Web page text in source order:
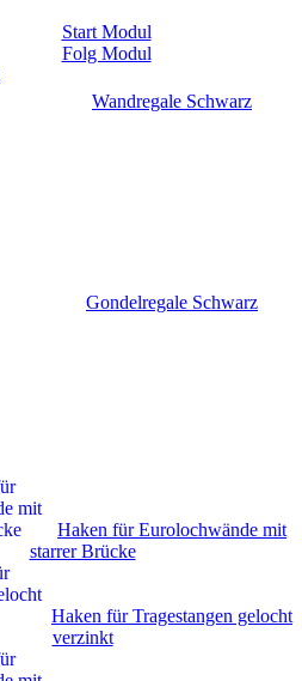
Start Modul
Folg Modul
Wandregale Schwarz
Gondelregale Schwarz
Haken für Eurolochwände mit
starrer Brücke
Haken für Tragestangen gelocht
verzinkt